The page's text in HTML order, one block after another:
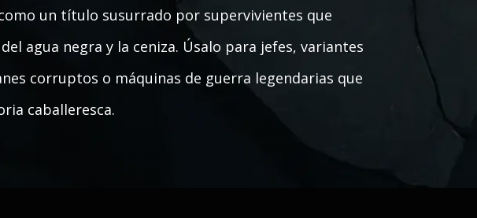
un título susurrado por supervivientes que
agua negra y la ceniza. Úsalo para jefes, variantes
corruptos o máquinas de guerra legendarias que
caballeresca.